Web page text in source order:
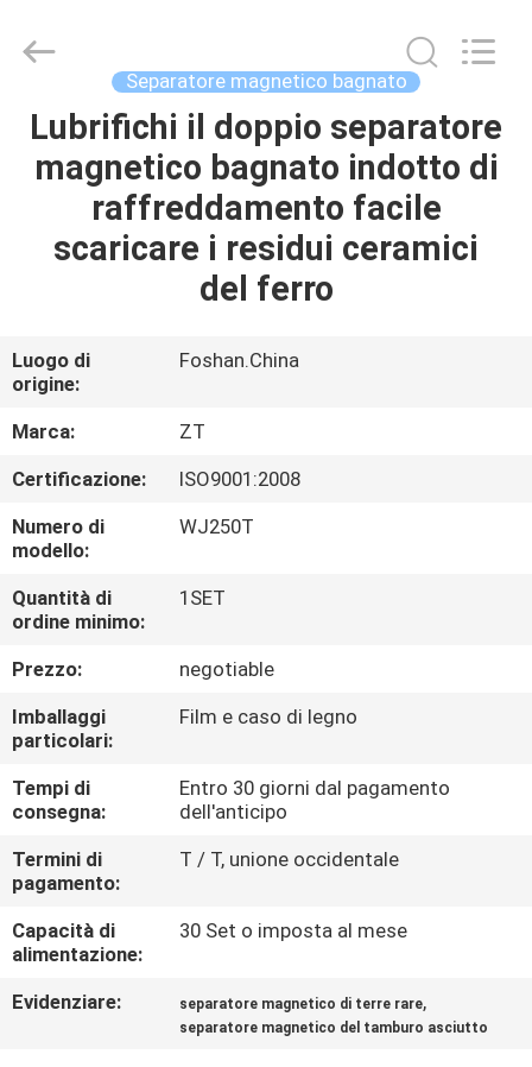
CASA
PRODOTTI
GIRO
DELLA
FABBRICA
CONTROLLO
DI
QUALITÀ
CONTATTICI
NOTIZIE
E
CONOSCENZE
CASI
MAPPA
Machinery
Reserved.
Separatore magnetico bagnato
Lubrifichi il doppio separatore
magnetico bagnato indotto di
raffreddamento facile
scaricare i residui ceramici
del ferro
Luogo di
origine:
Foshan.China
Marca:
ZT
Certificazione:
ISO9001:2008
Numero di
modello:
WJ250T
Quantità di
ordine minimo:
1SET
Prezzo:
negotiable
Imballaggi
particolari:
Film e caso di legno
Tempi di
consegna:
Entro 30 giorni dal pagamento
dell'anticipo
Termini di
pagamento:
T / T, unione occidentale
Capacità di
alimentazione:
30 Set o imposta al mese
Evidenziare: separatore magnetico di terre rare,
separatore magnetico del tamburo asciutto